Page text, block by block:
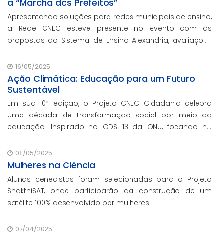
à “Marcha dos Prefeitos”
Apresentando soluções para redes municipais de ensino,
a Rede CNEC esteve presente no evento com as
propostas do Sistema de Ensino Alexandria, avaliações
escolar e parcerias com prefeituras durante ev
16/05/2025
Ação Climática: Educação para um Futuro
Sustentável
Em sua 10ª edição, o Projeto CNEC Cidadania celebra
uma década de transformação social por meio da
educação. Inspirado no ODS 13 da ONU, focando no
promoção da sustentabilidade.
08/05/2025
Mulheres na Ciência
Alunas cenecistas foram selecionadas para o Projeto
ShakthiSAT, onde participarão da construção de um
satélite 100% desenvolvido por mulheres
07/04/2025